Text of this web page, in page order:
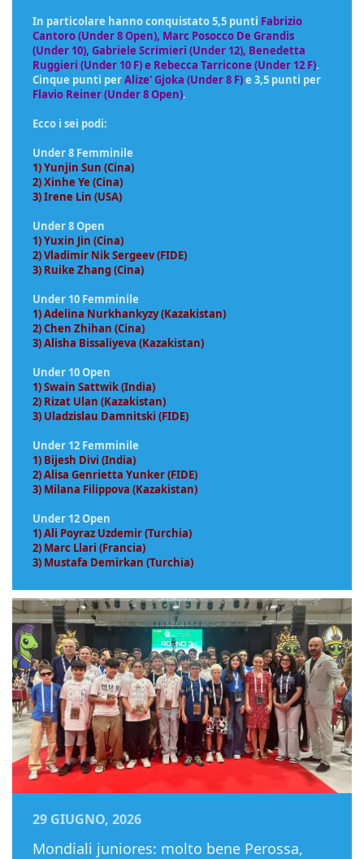
In particolare hanno conquistato 5,5 punti Fabrizio
Cantoro (Under8 Open), Marc Posocco De Grandis
(Under 10), Gabriele Scrimieri (Under 12), Benedetta
Ruggieri (Under 10 F) e Rebecca Tarricone (Under 12 F).
Cinque punti perAlize' Gjoka (Under 8 F)e 3,5 punti per
Flavio Reiner (Under 8 Open).
Ecco i sei podi:
Under 8 Femminile
1) Yunjin Sun (Cina)
2) Xinhe Ye (Cina)
3) Irene Lin (USA)
Under 8 Open
1) Yuxin Jin (Cina)
2) Vladimir Nik Sergeev (FIDE)
3) Ruike Zhang (Cina)
Under 10 Femminile
1) Adelina Nurkhankyzy (Kazakistan)
2) Chen Zhihan (Cina)
3) Alisha Bissaliyeva (Kazakistan)
Under 10 Open
1) Swain Sattwik (India)
2) Rizat Ulan (Kazakistan)
3) Uladzislau Damnitski (FIDE)
Under 12 Femminile
1) Bijesh Divi (India)
2) Alisa Genrietta Yunker (FIDE)
3) Milana Filippova (Kazakistan)
Under 12 Open
1) Ali Poyraz Uzdemir (Turchia)
2) Marc Llari (Francia)
3) Mustafa Demirkan (Turchia)
29 GIUGNO, 2026
Mondiali juniores: molto bene Perossa,